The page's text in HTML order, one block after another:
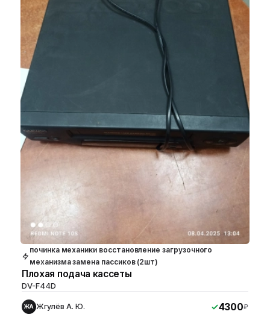
починка механики восстановление загрузочного
механизма замена пассиков (2шт)
Плохая подача кассеты
DV-F44D
ЖА Жгулёв А. Ю. 4300₽